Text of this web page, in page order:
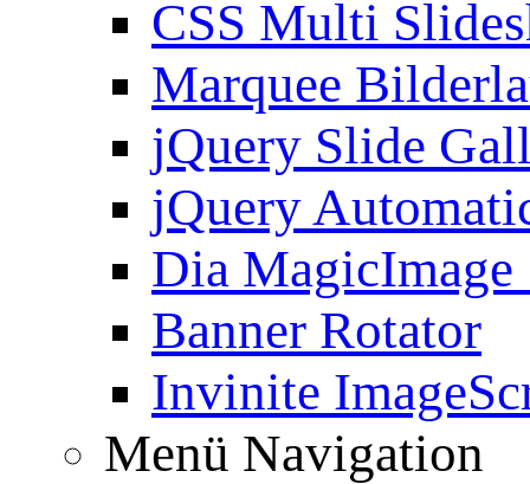
CSS Multi
Marquee
jQuery Slide
jQuery
Dia MagicImage
Banner Rotator
Invinite
Menü Navigation